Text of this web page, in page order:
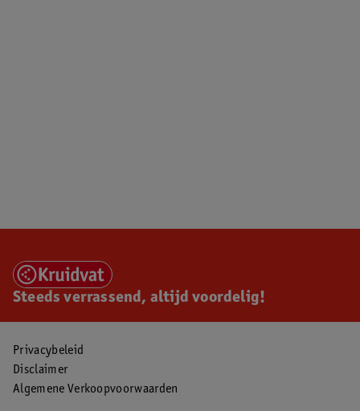
Steeds verrassend, altijd voordelig!
Privacybeleid
Disclaimer
Algemene Verkoopvoorwaarden